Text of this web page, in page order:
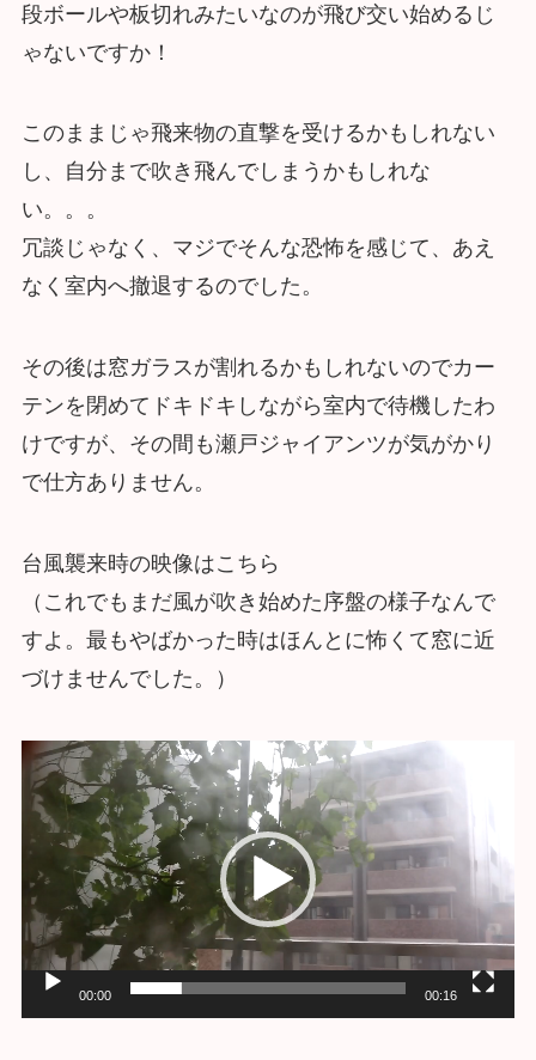
段ボールや板切れみたいなのが飛び交い始めるじ
ゃないですか！
このままじゃ飛来物の直撃を受けるかもしれない
し、自分まで吹き飛んでしまうかもしれな
い。。。
冗談じゃなく、マジでそんな恐怖を感じて、あえ
なく室内へ撤退するのでした。
その後は窓ガラスが割れるかもしれないのでカー
テンを閉めてドキドキしながら室内で待機したわ
けですが、その間も瀬戸ジャイアンツが気がかり
で仕方ありません。
台風襲来時の映像はこちら
（これでもまだ風が吹き始めた序盤の様子なんで
すよ。最もやばかった時はほんとに怖くて窓に近
づけませんでした。）
動
画
プ
レ
ー
ヤ
00:00 00:16